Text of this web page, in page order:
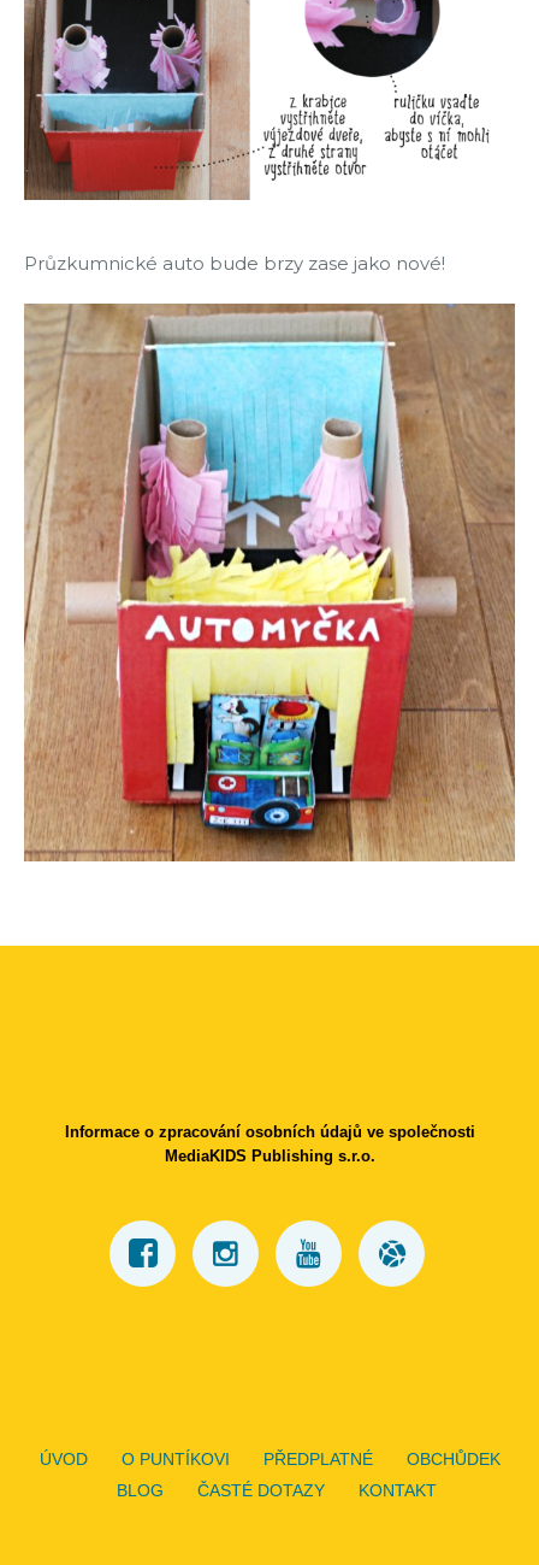
Průzkumnické auto bude brzy zase jako nové!
Informace o zpracování osobních údajů ve společnosti
MediaKIDS Publishing s.r.o.
ÚVOD O PUNTÍKOVI PŘEDPLATNÉ
OBCHŮDEK
BLOG
ČASTÉ DOTAZY KONTAKT